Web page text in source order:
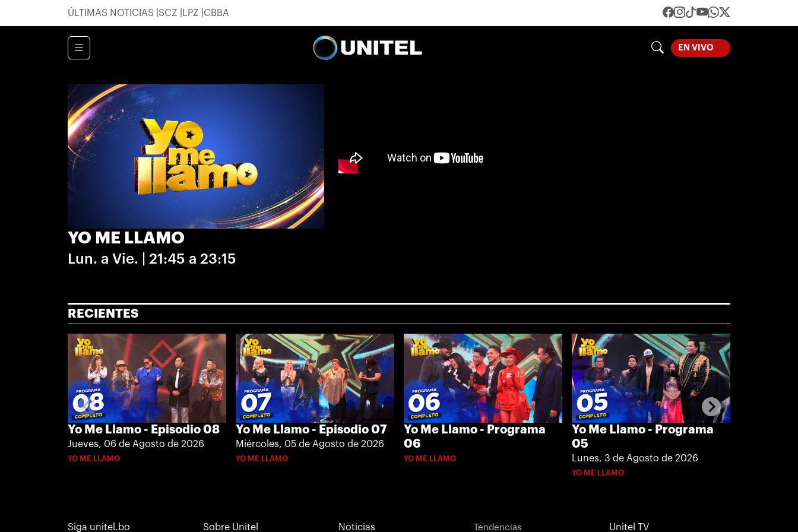
ÚLTIMAS NOTICIAS SCZ LPZ CBBA
EN VIVO
LOADING...
YO ME LLAMO
Lun. a Vie. | 21:45 a 23:15
RECIENTES
Yo Me Llamo - Episodio 08
Jueves, 06 de Agosto de 2026
YO ME LLAMO
Yo Me Llamo - Episodio 07
Miércoles, 05 de Agosto de 2026
YO ME LLAMO
Yo Me Llamo - Programa
06
YO ME LLAMO
Yo Me Llamo - Programa
05
Lunes, 3 de Agosto de 2026
YO ME LLAMO
Siga unitel.bo Sobre Unitel Noticias Tendencias Unitel TV